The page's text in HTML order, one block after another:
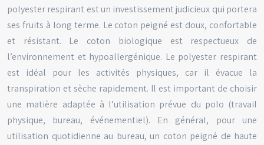
polyester respirant est un investissement judicieux qui portera
ses fruits à long terme. Le coton peigné est doux, confortable
et résistant. Le coton biologique est respectueux de
l’environnement et hypoallergénique. Le polyester respirant
est idéal pour les activités physiques, car il évacue la
transpiration et sèche rapidement. Il est important de choisir
une matière adaptée à l’utilisation prévue du polo (travail
physique, bureau, événementiel). En général, pour une
utilisation quotidienne au bureau, un coton peigné de haute